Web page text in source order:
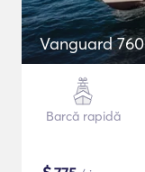
Vanguard 760
Barcă rapidă